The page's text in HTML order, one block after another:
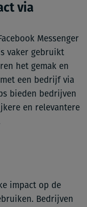
via
Messenger
vaker gebruikt
het gemak en
een bedrijf via
bieden bedrijven
en relevantere
impact op de
Bedrijven